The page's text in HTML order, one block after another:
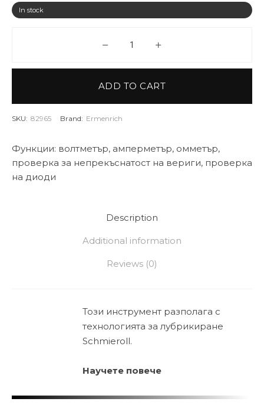
Функции: волтметър, амперметър, омметър,
проверка за непрекъснатост на вериги, проверка
на диоди
In stock
Цифрови амперметър клещи
ADD TO CART
SKU: 82965 Brand: Ermenrich
Description
Additional information
Reviews (0)
Този инструмент разполага с
технологията за лубрикиране
Schmieroll.
Научете повече